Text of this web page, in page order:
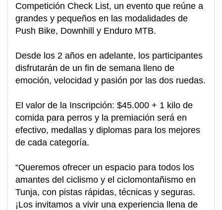
Competición Check List, un evento que reúne a
grandes y pequeños en las modalidades de
Push Bike, Downhill y Enduro MTB.
Desde los 2 años en adelante, los participantes
disfrutarán de un fin de semana lleno de
emoción, velocidad y pasión por las dos ruedas.
El valor de la Inscripción: $45.000 + 1 kilo de
comida para perros y la premiación será en
efectivo, medallas y diplomas para los mejores
de cada categoría.
“Queremos ofrecer un espacio para todos los
amantes del ciclismo y el ciclomontañismo en
Tunja, con pistas rápidas, técnicas y seguras.
¡Los invitamos a vivir una experiencia llena de